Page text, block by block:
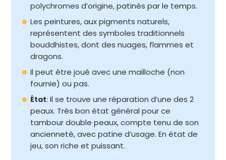
polychromes d’origine, patinés par le temps.
Les peintures, aux pigments naturels,
représentent des symboles traditionnels
bouddhistes, dont des nuages, flammes et
dragons.
Il peut être joué avec une mailloche (non
fournie) ou pas.
État: Il se trouve une réparation d’une des 2
peaux. Très bon état général pour ce
tambour double peaux, compte tenu de son
ancienneté, avec patine d’usage. En état de
jeu, son riche et puissant.